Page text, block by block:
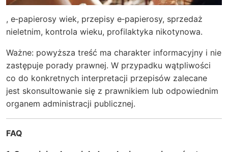
, e‑papierosy wiek, przepisy e‑papierosy, sprzedaż
nieletnim, kontrola wieku, profilaktyka nikotynowa.
Ważne: powyższa treść ma charakter informacyjny i nie
zastępuje porady prawnej. W przypadku wątpliwości
co do konkretnych interpretacji przepisów zalecane
jest skonsultowanie się z prawnikiem lub odpowiednim
organem administracji publicznej.
FAQ